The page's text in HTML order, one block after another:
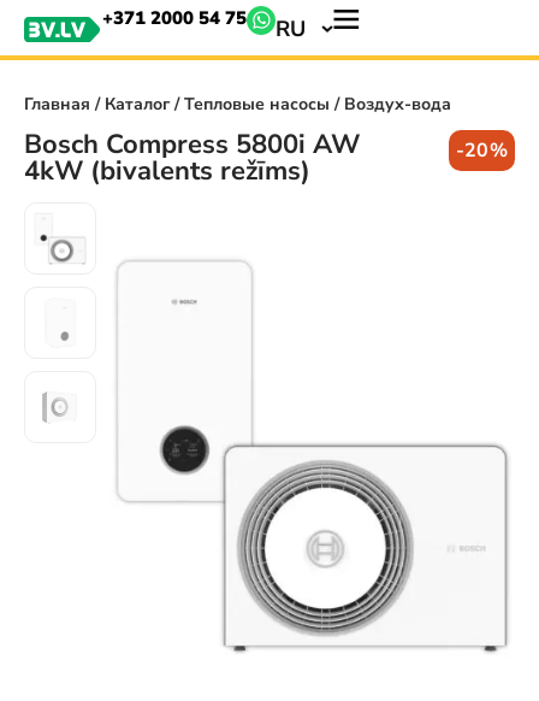
+371 2000 54 75 RU
Главная / Каталог/Тепловые насосы / Воздух-вода
Bosch Compress 5800i AW
4kW (bivalents režīms)
-20%